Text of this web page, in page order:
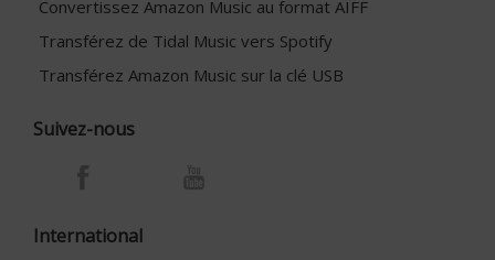
Convertissez Amazon Music au format AIFF
Transférez de Tidal Music vers Spotify
Transférez Amazon Music sur la clé USB
Suivez-nous
International